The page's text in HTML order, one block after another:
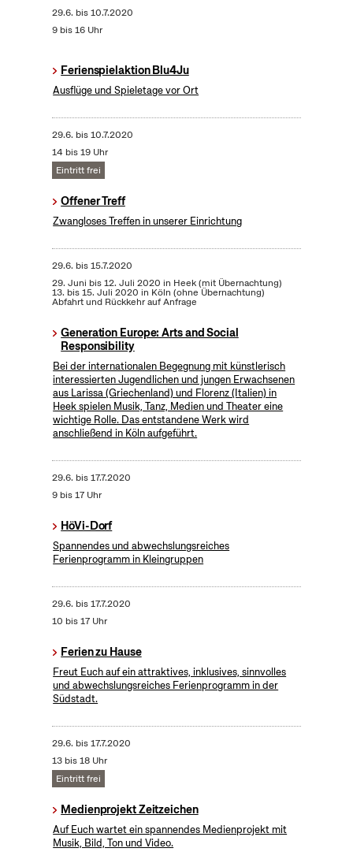
29.6. bis10.7.2020
9 bis 16 Uhr
Ferienspielaktion Blu4Ju
Ausflüge und Spieletage vor Ort
29.6. bis10.7.2020
14 bis 19 Uhr
Eintritt frei
Offener Treff
Zwangloses Treffen in unserer Einrichtung
29.6. bis15.7.2020
29. Juni bis 12. Juli 2020 in Heek (mit Übernachtung)
13. bis 15. Juli 2020 in Köln (ohne Übernachtung)
Abfahrt und Rückkehr auf Anfrage
Generation Europe: Arts and Social
Responsibility
Bei der internationalen Begegnung mit künstlerisch
interessierten Jugendlichen und jungen Erwachsenen
aus Larissa (Griechenland) und Florenz (Italien) in
Heek spielen Musik, Tanz, Medien und Theater eine
wichtige Rolle. Das entstandene Werk wird
anschließend in Köln aufgeführt.
29.6. bis17.7.2020
9 bis 17 Uhr
HöVi-Dorf
Spannendes und abwechslungsreiches
Ferienprogramm in Kleingruppen
29.6. bis17.7.2020
10 bis 17 Uhr
Ferien zu Hause
Freut Euch auf ein attraktives, inklusives, sinnvolles
und abwechslungsreiches Ferienprogramm in der
Südstadt.
29.6. bis17.7.2020
13 bis 18 Uhr
Eintritt frei
Medienprojekt Zeitzeichen
Auf Euch wartet ein spannendes Medienprojekt mit
Musik, Bild, Ton und Video.